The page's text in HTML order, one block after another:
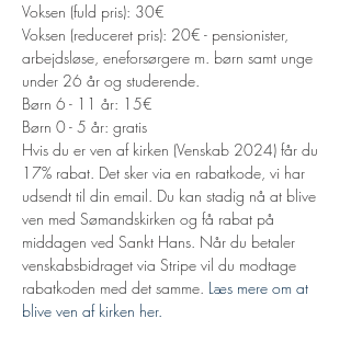
Voksen (fuld pris): 30€
Voksen (reduceret pris): 20€ - pensionister,
arbejdsløse, eneforsørgere m. børn samt unge
under 26 år og studerende.
Børn 6 - 11 år: 15€
Børn 0 - 5 år: gratis
Hvis du er ven af kirken (Venskab 2024) får du
17% rabat. Det sker via en rabatkode, vi har
udsendt til din email. Du kan stadig nå at blive
ven med Sømandskirken og få rabat på
middagen ved Sankt Hans. Når du betaler
venskabsbidraget via Stripe vil du modtage
rabatkoden med det samme. Læs mere om at
blive ven af kirken her.